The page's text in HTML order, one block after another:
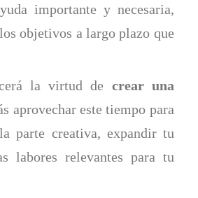
importante y necesaria,
objetivos a largo plazo que
la virtud de crear una
aprovechar este tiempo para
parte creativa, expandir tu
labores relevantes para tu